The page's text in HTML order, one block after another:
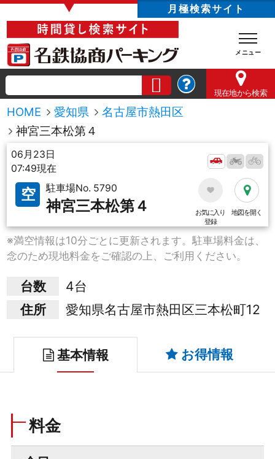
▼ 月極検索サイト
現在地から検索
HOME 愛知県
名古屋市熱田区
神宮三本松第４
06月23日
07:49現在
空 駐車場No. 5790
神宮三本松第４
お気に入り
登録
地図を開く
※満空情報は10分ごとに更新されます。駐車場料金は、
念のため現地料金をご確認の上、ご利用ください。
台数
4台
住所
愛知県名古屋市熱田区三本松町12
基本情報 お得情報
料金